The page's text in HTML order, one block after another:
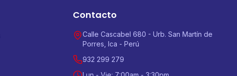
Contacto
Calle Cascabel 680 - Urb. San Martín de
Porres, Ica - Perú
932 299 279